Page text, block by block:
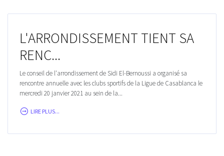
L'ARRONDISSEMENT TIENT SA
RENC...
Le conseil de l'arrondissement de Sidi El-Bernoussi a organisé sa
rencontre annuelle avec les clubs sportifs de la Ligue de Casablanca le
mercredi 20 janvier 2021 au sein de la...
LIRE PLUS...